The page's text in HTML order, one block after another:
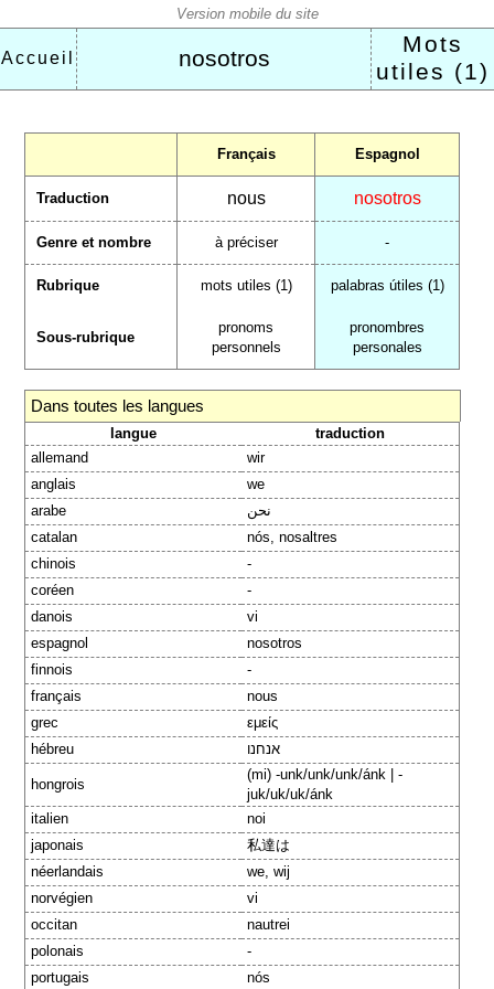
Accueil nosotros
Mots
utiles (1)
Français Espagnol
Traduction nous nosotros
Genre et nombre à préciser -
Rubrique mots utiles (1) palabras útiles (1)
Sous-rubrique
pronoms
personnels
pronombres
personales
Dans toutes les langues
langue
traduction
allemand
wir
anglais
we
arabe
نحن
catalan
nós, nosaltres
chinois
-
coréen
-
danois
vi
espagnol
nosotros
finnois
-
français
nous
grec
εμείς
hébreu
אנחנו
hongrois
(mi) -unk/unk/unk/ánk | -
juk/uk/uk/ánk
italien
noi
japonais
私達は
néerlandais
we, wij
norvégien
vi
occitan
nautrei
polonais
-
portugais
nós